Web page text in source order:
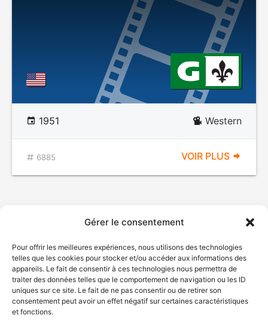
Gérer le consentement
Pour offrir les meilleures expériences, nous utilisons des technologies
telles que les cookies pour stocker et/ou accéder aux informations des
appareils. Le fait de consentir à ces technologies nous permettra de
traiter des données telles que le comportement de navigation ou les ID
uniques sur ce site. Le fait de ne pas consentir ou de retirer son
consentement peut avoir un effet négatif sur certaines caractéristiques
et fonctions.
1951 Western
6885 VOIR PLUS
© Gouvernement du Québec, 2026